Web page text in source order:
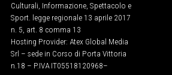
Culturali, Informazione, Spettacolo e
Sport. legge regionale 13 aprile 2017
n. 5, art. 8 comma 13
Hosting Provider: Atex Global Media
Srl – sede in Corso di Porta Vittoria
n.18 – P.IVA IT05518120968​–